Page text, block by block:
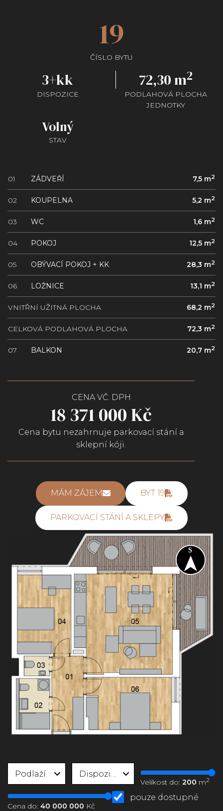
19
ČÍSLO BYTU
3+kk
DISPOZICE
72,30 m2
PODLAHOVÁ PLOCHA
JEDNOTKY
Volný
STAV
01 ZÁDVEŘÍ 7,5 m2
02 KOUPELNA 5,2 m2
03 WC 1,6 m2
04 POKOJ 12,5 m2
05 OBÝVACÍ POKOJ + KK 28,3 m2
06 LOŽNICE 13,1 m2
VNITŘNÍ UŽITNÁ PLOCHA 68,2 m2
CELKOVÁ PODLAHOVÁ PLOCHA 72,3 m2
07 BALKON 20,7 m2
CENA VČ. DPH
18 371 000 Kč
Cena bytu nezahrnuje parkovací stání a
sklepní kóji.
MÁM ZÁJEM BYT 19
PARKOVACÍ STÁNÍ A SKLEPY
Podlaží Dispozice
Velikost do: 200 m2
Cena do: 40 000 000 Kč
pouze dostupné